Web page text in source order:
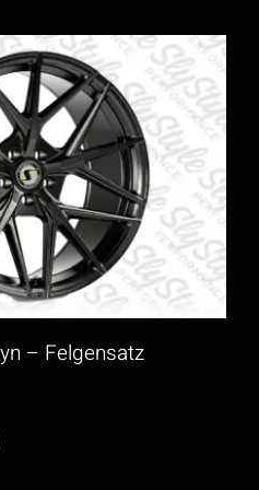
– Felgensatz